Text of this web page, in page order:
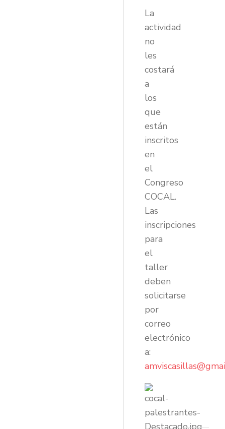
La
actividad
no
les
costará
a
los
que
están
inscritos
en
el
Congreso
COCAL.
Las
inscripciones
para
el
taller
deben
solicitarse
por
correo
electrónico
a: